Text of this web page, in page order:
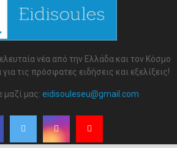
νέα από την Ελλάδα και τον Κόσμο
τις πρόσφατες ειδήσεις και εξελίξεις!
μαζί μας: eidisouleseu@gmail.com